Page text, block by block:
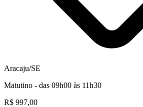
Aracaju/SE
Matutino - das 09h00 às 11h30
R$ 997,00